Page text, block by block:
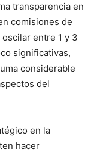
transparencia en
comisiones de
entre 1 y 3
significativas,
considerable
del
en la
hacer